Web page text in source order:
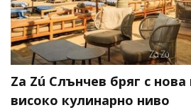
Za Zú Слънчев бряг с
високо кулинарно ниво